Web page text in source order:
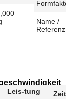
Name /
Referenz
Leis-tung Zeit